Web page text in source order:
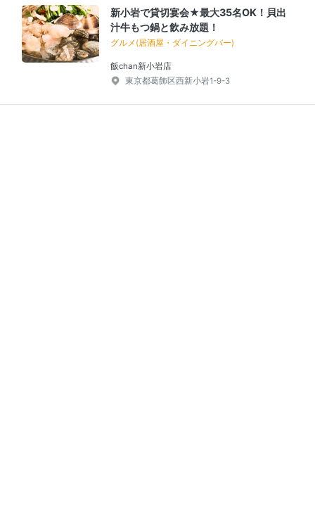
新小岩で貸切宴会★最大35名OK！貝出
汁牛もつ鍋と飲み放題！
グルメ(居酒屋・ダイニングバー)
飯chan新小岩店
東京都葛飾区西新小岩1-9-3